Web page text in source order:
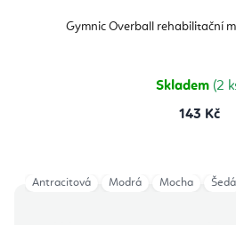
Gymnic Overball rehabilitační
Skladem (2
143 Kč
Antracitová Modrá Mocha Šedá